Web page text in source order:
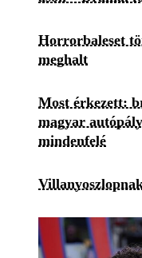
Horrorbaleset
meghalt
Most érkezett:
magyar
mindenfelé